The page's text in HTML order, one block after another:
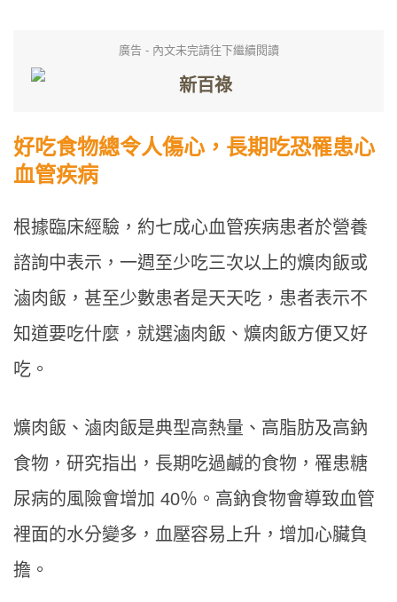
廣告 - 內文未完請往下繼續閱讀
好吃食物總令人傷心，長期吃恐罹患心
血管疾病
根據臨床經驗，約七成心血管疾病患者於營養
諮詢中表示，一週至少吃三次以上的爌肉飯或
滷肉飯，甚至少數患者是天天吃，患者表示不
知道要吃什麼，就選滷肉飯、爌肉飯方便又好
吃。
爌肉飯、滷肉飯是典型高熱量、高脂肪及高鈉
食物，研究指出，長期吃過鹹的食物，罹患糖
尿病的風險會增加 40％。高鈉食物會導致血管
裡面的水分變多，血壓容易上升，增加心臟負
擔。